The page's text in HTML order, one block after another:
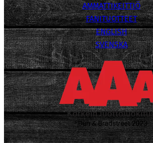
AMMATTIKEITTIÖ
FANITUOTTEET
ENGLISH
SVENSKA